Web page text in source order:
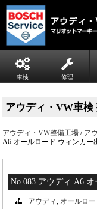
車検 修理
アウディ・VW車検
アウディ・VW整備工場 / ア
A6 オールロード ウィンカー
No.083 アウディ A6
アウディ オールロー